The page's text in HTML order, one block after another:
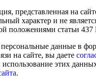
представленная на
характер и не
положениями статьи
данные в
на сайте, вы даете
использование этих
.